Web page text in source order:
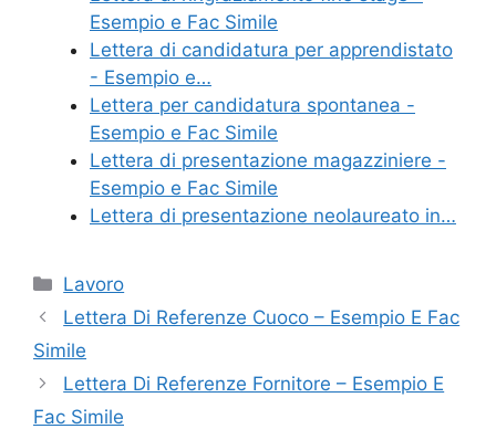
b
o
o
k
st
vi
di
Esempio e Fac Simile
Lettera di candidatura per apprendistato
- Esempio e…
Lettera per candidatura spontanea -
Esempio e Fac Simile
Lettera di presentazione magazziniere -
Esempio e Fac Simile
Lettera di presentazione neolaureato in…
Categorie
Lavoro
Lettera Di Referenze Cuoco – Esempio E Fac
Simile
Lettera Di Referenze Fornitore – Esempio E
Fac Simile